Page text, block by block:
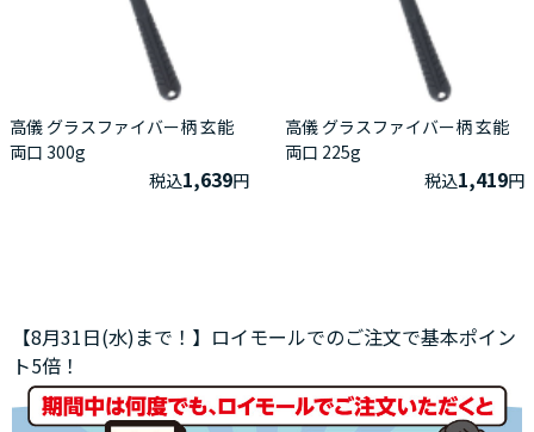
高儀 グラスファイバー柄 玄能
両口 300g
税込1,639円
高儀 グラスファイバー柄 玄能
両口 225g
税込1,419円
【8月31日(水)まで！】ロイモールでのご注文で基本ポイン
ト5倍！